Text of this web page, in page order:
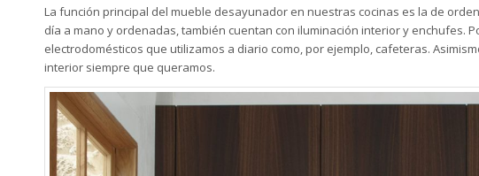
La función principal del mueble desayunador en nuestras cocinas es la de
día a mano y ordenadas, también cuentan con iluminación interior y enchufes.
electrodomésticos que utilizamos a diario como, por ejemplo, cafeteras.
interior siempre que queramos.